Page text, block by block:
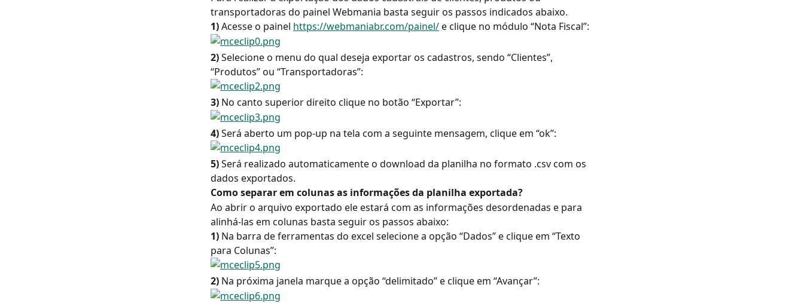
transportadoras do painel Webmania basta seguir os passos indicados abaixo.
1) Acesse o painel https://webmaniabr.com/painel/ e clique no módulo “Nota Fiscal”:
2) Selecione o menu do qual deseja exportar os cadastros, sendo “Clientes”,
“Produtos” ou “Transportadoras”:
3) No canto superior direito clique no botão “Exportar”:
4) Será aberto um pop-up na tela com a seguinte mensagem, clique em “ok”:
5) Será realizado automaticamente o download da planilha no formato .csv com os
dados exportados.
Como separar em colunas as informações da planilha exportada?
Ao abrir o arquivo exportado ele estará com as informações desordenadas e para
alinhá-las em colunas basta seguir os passos abaixo:
1) Na barra de ferramentas do excel selecione a opção “Dados” e clique em “Texto
para Colunas”:
2) Na próxima janela marque a opção “delimitado” e clique em “Avançar”: